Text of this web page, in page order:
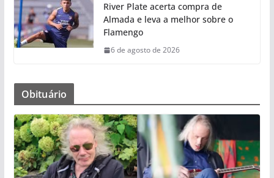
River Plate acerta compra de
Almada e leva a melhor sobre o
Flamengo
6 de agosto de 2026
Obituário